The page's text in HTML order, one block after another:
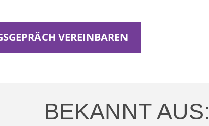
VEREINBAREN
BEKANNT AUS: